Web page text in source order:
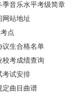
音乐水平考级简章
网站地址
点
议生合格名单
考成绩查询
考试安排
定曲目曲谱